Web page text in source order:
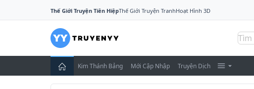
Thế Giới Truyện Tiên HiệpThế Giới Truyện TranhHoạt Hình 3D
Kim Thánh Bảng Mới Cập Nhập Truyện Dịch